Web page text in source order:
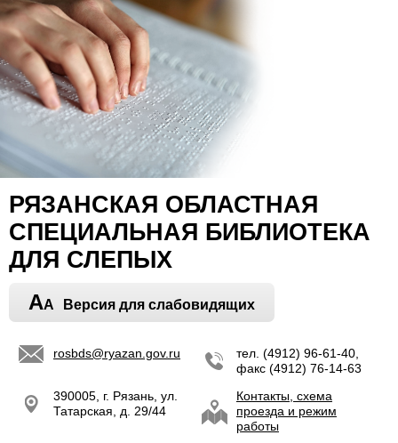
РЯЗАНСКАЯ ОБЛАСТНАЯ
СПЕЦИАЛЬНАЯ БИБЛИОТЕКА
ДЛЯ СЛЕПЫХ
AA Версия для слабовидящих
rosbds@ryazan.gov.ru
тел. (4912) 96-61-40,
факс (4912) 76-14-63
390005, г. Рязань, ул.
Татарская, д. 29/44
Контакты, схема
проезда и режим
работы